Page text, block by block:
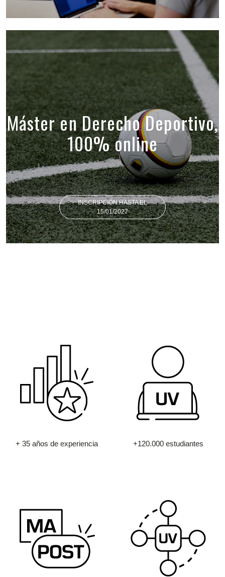
Máster en Derecho Deportivo,
100% online
INSCRIPCIÓN HASTA EL
15/01/2027
+ 35 años de experiencia +120.000 estudiantes